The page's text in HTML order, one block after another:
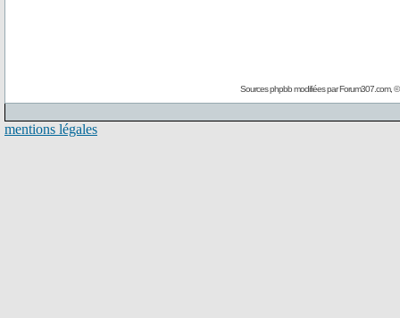
Sources phpbb modifiées parForum307.com, ©
mentions légales